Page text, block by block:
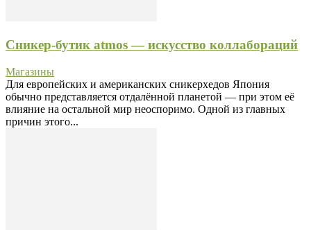
Сникер-бутик atmos — искусство коллабораций
Магазины
Для европейских и американских сникерхедов Япония
обычно представляется отдалённой планетой — при этом её
влияние на остальной мир неоспоримо. Одной из главных
причин этого...